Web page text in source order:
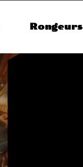
Rongeurs